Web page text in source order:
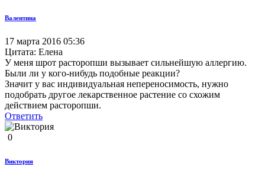
Валентина
17 марта 2016 05:36
Цитата: Елена
У меня шрот расторопши вызывает сильнейшую аллергию.
Были ли у кого-нибудь подобные реакции?
Значит у вас индивидуальная непереносимость, нужно
подобрать другое лекарственное растение со схожим
действием расторопши.
Ответить
0
Виктория